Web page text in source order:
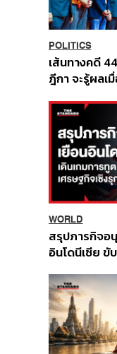
POLITICS
เส้นทางคดี
ฎีกา จะรู้ผลเมื่
WORLD
สรุปภารกิจอ
อินโดนีเซีย ขั
ส่วนยุทธศาส
อินโดนีเซีย